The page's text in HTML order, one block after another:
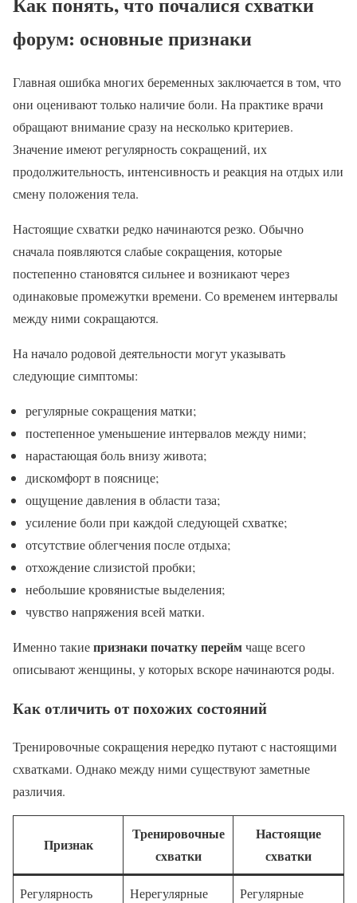
форум: основные признаки
Главная ошибка многих беременных заключается в том, что
они оценивают только наличие боли. На практике врачи
обращают внимание сразу на несколько критериев.
Значение имеют регулярность сокращений, их
продолжительность, интенсивность и реакция на отдых или
смену положения тела.
Настоящие схватки редко начинаются резко. Обычно
сначала появляются слабые сокращения, которые
постепенно становятся сильнее и возникают через
одинаковые промежутки времени. Со временем интервалы
между ними сокращаются.
На начало родовой деятельности могут указывать
следующие симптомы:
регулярные сокращения матки;
постепенное уменьшение интервалов между ними;
нарастающая боль внизу живота;
дискомфорт в пояснице;
ощущение давления в области таза;
усиление боли при каждой следующей схватке;
отсутствие облегчения после отдыха;
отхождение слизистой пробки;
небольшие кровянистые выделения;
чувство напряжения всей матки.
Именно такиепризнаки початку переймчаще всего
описывают женщины, у которых вскоре начинаются роды.
Как отличить от похожих состояний
Тренировочные сокращения нередко путают с настоящими
схватками. Однако между ними существуют заметные
различия.
Признак
Тренировочные
схватки
Настоящие
схватки
Регулярность Нерегулярные Регулярные